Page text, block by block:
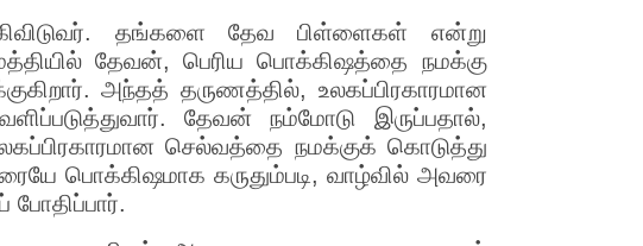
தங்களை தேவ பிள்ளைகள் என்று
தேவன், பெரிய பொக்கிஷத்தை நமக்கு
அந்தத் தருணத்தில், உலகப்பிரகாரமான
தேவன் நம்மோடு இருப்பதால்,
செல்வத்தை நமக்குக் கொடுத்து
பொக்கிஷமாக கருதும்படி, வாழ்வில் அவரை